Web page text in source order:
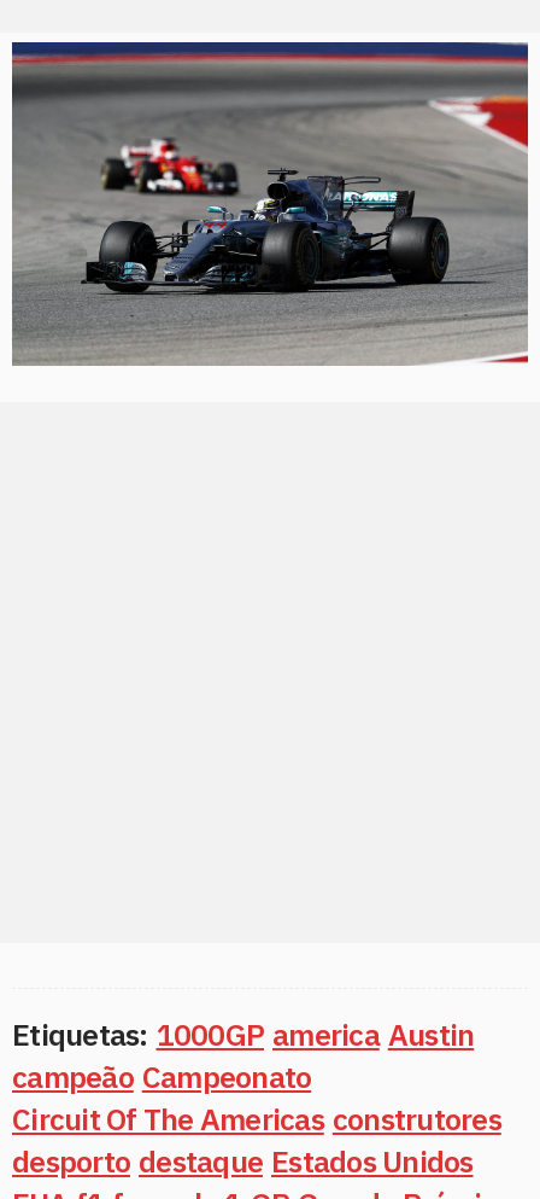
Etiquetas: 1000GP america Austin
campeão Campeonato
Circuit Of The Americas construtores
desporto destaque Estados Unidos